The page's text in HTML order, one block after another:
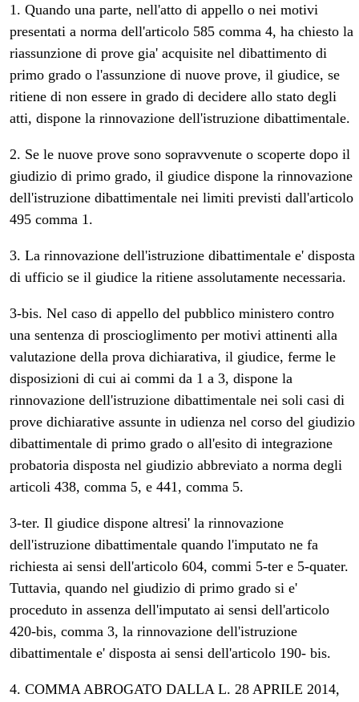
1. Quando una parte, nell'atto di appello o nei motivi
presentati a norma dell'articolo 585 comma 4, ha chiesto la
riassunzione di prove gia' acquisite nel dibattimento di
primo grado o l'assunzione di nuove prove, il giudice, se
ritiene di non essere in grado di decidere allo stato degli
atti, dispone la rinnovazione dell'istruzione dibattimentale.
2. Se le nuove prove sono sopravvenute o scoperte dopo il
giudizio di primo grado, il giudice dispone la rinnovazione
dell'istruzione dibattimentale nei limiti previsti dall'articolo
495 comma 1.
3. La rinnovazione dell'istruzione dibattimentale e' disposta
di ufficio se il giudice la ritiene assolutamente necessaria.
3-bis. Nel caso di appello del pubblico ministero contro
una sentenza di proscioglimento per motivi attinenti alla
valutazione della prova dichiarativa, il giudice, ferme le
disposizioni di cui ai commi da 1 a 3, dispone la
rinnovazione dell'istruzione dibattimentale nei soli casi di
prove dichiarative assunte in udienza nel corso del giudizio
dibattimentale di primo grado o all'esito di integrazione
probatoria disposta nel giudizio abbreviato a norma degli
articoli 438, comma 5, e 441, comma 5.
3-ter. Il giudice dispone altresi' la rinnovazione
dell'istruzione dibattimentale quando l'imputato ne fa
richiesta ai sensi dell'articolo 604, commi 5-ter e 5-quater.
Tuttavia, quando nel giudizio di primo grado si e'
proceduto in assenza dell'imputato ai sensi dell'articolo
420-bis, comma 3, la rinnovazione dell'istruzione
dibattimentale e' disposta ai sensi dell'articolo 190- bis.
4. COMMA ABROGATO DALLA L. 28 APRILE 2014,